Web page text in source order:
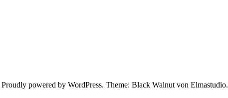
powered by WordPress. Theme: Black Walnut von Elmastudio.